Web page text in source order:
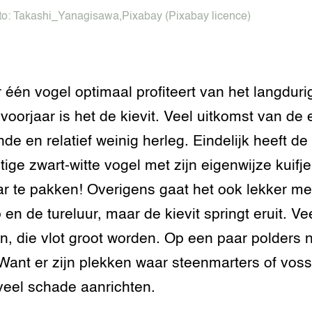
en
exoten
genetische
Takashi_Yanagisawa, Pixabay(Pixabay licence)
één vogel optimaal profiteert van het
is het de kievit. Veel uitkomst van de
en relatief weinig herleg. Eindelijk heeft de
zwart-witte vogel met zijn eigenwijze
te pakken! Overigens gaat het ook lekker
en de tureluur, maar de kievit springt eruit.
die vlot groot worden. Op een paar polders
er zijn plekken waar steenmarters of
schade aanrichten.